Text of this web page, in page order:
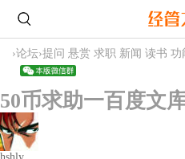
›论坛›提问 悬赏 求职 新闻 读书 功
50币求助一百度文